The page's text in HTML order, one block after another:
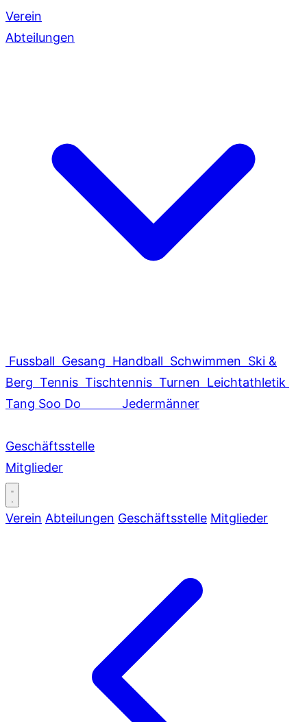
Verein
Abteilungen
Fussball Gesang Handball Schwimmen Ski &
Berg Tennis Tischtennis Turnen Leichtathletik
Tang Soo Do
Jedermänner
Geschäftsstelle
Mitglieder
Verein Abteilungen Geschäftsstelle Mitglieder